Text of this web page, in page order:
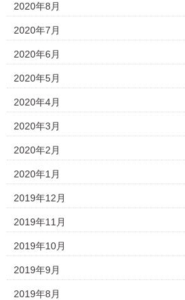
2020年8月
2020年7月
2020年6月
2020年5月
2020年4月
2020年3月
2020年2月
2020年1月
2019年12月
2019年11月
2019年10月
2019年9月
2019年8月